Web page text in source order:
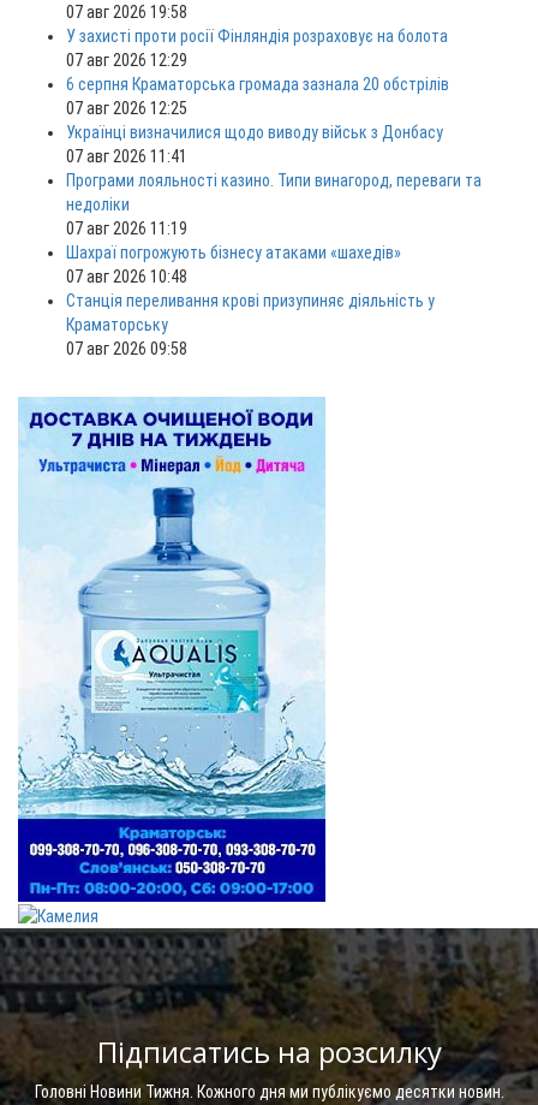
07 авг 2026 19:58
У захисті проти росії Фінляндія розраховує на болота
07 авг 2026 12:29
6 серпня Краматорська громада зазнала 20 обстрілів
07 авг 2026 12:25
Українці визначилися щодо виводу військ з Донбасу
07 авг 2026 11:41
Програми лояльності казино. Типи винагород, переваги та
недоліки
07 авг 2026 11:19
Шахраї погрожують бізнесу атаками «шахедів»
07 авг 2026 10:48
Станція переливання крові призупиняє діяльність у
Краматорську
07 авг 2026 09:58
Підписатись на розсилку
Головні Новини Тижня. Кожного дня ми публікуємо десятки новин.